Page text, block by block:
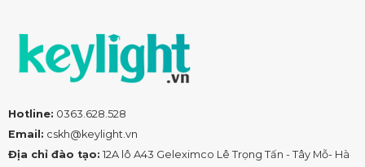
Hotline: 0363.628.528
Email: cskh@keylight.vn
Địa chỉ đào tạo: 12A lô A43 Geleximco Lê Trọng Tấn - Tây Mỗ- Hà